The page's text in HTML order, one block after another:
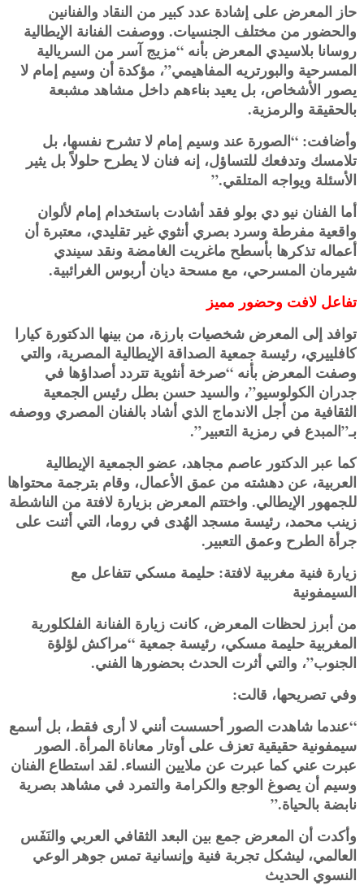
حاز المعرض على إشادة عدد كبير من النقاد والفنانين
والحضور من مختلف الجنسيات. ووصفت الفنانة الإيطالية
روسانا بلاسيدي المعرض بأنه “مزيج آسر من السريالية
المسرحية والبورتريه المفاهيمي”، مؤكدة أن وسيم إمام لا
يصور الأشخاص، بل يعيد بناءهم داخل مشاهد مشبعة
بالحقيقة والرمزية.
وأضافت: “الصورة عند وسيم إمام لا تشرح نفسها، بل
تلامسك وتدفعك للتساؤل، إنه فنان لا يطرح حلولاً بل يثير
الأسئلة ويواجه المتلقي.”
أما الفنان نيو دي بولو فقد أشادت باستخدام إمام لألوان
واقعية مفرطة وسرد بصري أنثوي غير تقليدي، معتبرة أن
أعماله تذكرها بأسطح ماغريت الغامضة ونقد سيندي
شيرمان المسرحي، مع مسحة ديان أربوس الغرائبية.
تفاعل لافت وحضور مميز
توافد إلى المعرض شخصيات بارزة، من بينها الدكتورة كيارا
كافلييري، رئيسة جمعية الصداقة الإيطالية المصرية، والتي
وصفت المعرض بأنه “صرخة أنثوية تتردد أصداؤها في
جدران الكولوسيو”، والسيد حسن بطل رئيس الجمعية
الثقافية من أجل الاندماج الذي أشاد بالفنان المصري ووصفه
بـ”المبدع في رمزية التعبير”.
كما عبر الدكتور عاصم مجاهد، عضو الجمعية الإيطالية
العربية، عن دهشته من عمق الأعمال، وقام بترجمة محتواها
للجمهور الإيطالي. واختتم المعرض بزيارة لافتة من الناشطة
زينب محمد، رئيسة مسجد الهُدى في روما، التي أثنت على
جرأة الطرح وعمق التعبير.
زيارة فنية مغربية لافتة: حليمة مسكي تتفاعل مع
السيمفونية
من أبرز لحظات المعرض، كانت زيارة الفنانة الفلكلورية
المغربية حليمة مسكي، رئيسة جمعية “مراكش لؤلؤة
الجنوب”، والتي أثرت الحدث بحضورها الفني.
وفي تصريحها، قالت:
“عندما شاهدت الصور أحسست أنني لا أرى فقط، بل أسمع
سيمفونية حقيقية تعزف على أوتار معاناة المرأة. الصور
عبرت عني كما عبرت عن ملايين النساء. لقد استطاع الفنان
وسيم أن يصوغ الوجع والكرامة والتمرد في مشاهد بصرية
نابضة بالحياة.”
وأكدت أن المعرض جمع بين البعد الثقافي العربي والنَفَس
العالمي، ليشكل تجربة فنية وإنسانية تمس جوهر الوعي
النسوي الحديث